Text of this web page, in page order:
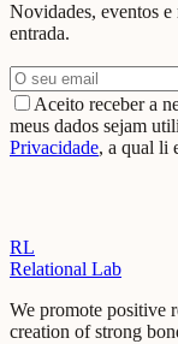
Novidades, eventos
entrada.
Aceito receber a
meus dados sejam
Privacidade, a qual li
RL
Relational Lab
We promote positive
creation of strong